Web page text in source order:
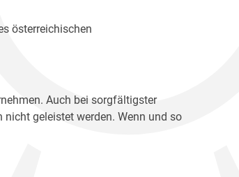
österreichischen
Auch bei sorgfältigster
geleistet werden. Wenn und so